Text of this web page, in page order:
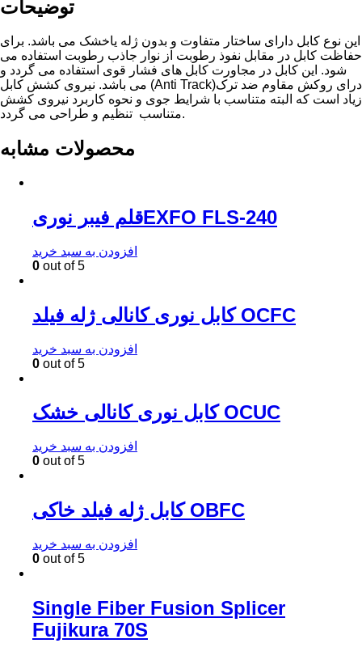
توضیحات
این نوع کابل دارای ساختار متفاوت و بدون ژله یاخشک می باشد. برای
حفاظت کابل در مقابل نفوذ رطوبت از نوار جاذب رطوبت استفاده می
شود. این کابل در مجاورت کابل های فشار قوی استفاده می گردد و
درای روکش مقاوم ضد ترک(Anti Track) می باشد. نیروی کشش کابل
زیاد است که البته متناسب با شرایط جوی و نحوه کاربرد نیروی کشش
متناسب تنظیم و طراحی می گردد.
محصولات مشابه
قلم فیبر نوریEXFO FLS-240
افزودن به سبد خرید
0 out of 5
کابل نوری کانالی ژله فیلد OCFC
افزودن به سبد خرید
0 out of 5
کابل نوری کانالی خشک OCUC
افزودن به سبد خرید
0 out of 5
کابل ژله فیلد خاکی OBFC
افزودن به سبد خرید
0 out of 5
Single Fiber Fusion Splicer
Fujikura 70S